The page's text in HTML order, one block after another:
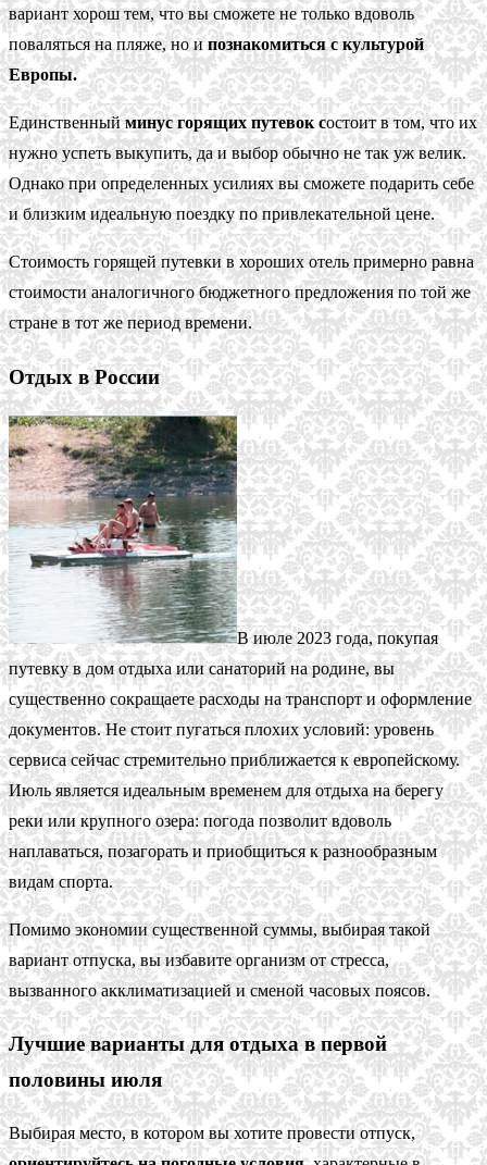
вариант хорош тем, что вы сможете не только вдоволь
поваляться на пляже, но ипознакомиться с культурой
Европы.
Единственныйминус горящих путевок состоит в том, что их
нужно успеть выкупить, да и выбор обычно не так уж велик.
Однако при определенных усилиях вы сможете подарить себе
и близким идеальную поездку по привлекательной цене.
Стоимость горящей путевки в хороших отель примерно равна
стоимости аналогичного бюджетного предложения по той же
стране в тот же период времени.
Отдых в России
В июле 2023 года, покупая
путевку в дом отдыха или санаторий на родине, вы
существенно сокращаете расходы на транспорт и оформление
документов. Не стоит пугаться плохих условий: уровень
сервиса сейчас стремительно приближается к европейскому.
Июль является идеальным временем для отдыха на берегу
реки или крупного озера: погода позволит вдоволь
наплаваться, позагорать и приобщиться к разнообразным
видам спорта.
Помимо экономии существенной суммы, выбирая такой
вариант отпуска, вы избавите организм от стресса,
вызванного акклиматизацией и сменой часовых поясов.
Лучшие варианты для отдыха в первой
половины июля
Выбирая место, в котором вы хотите провести отпуск,